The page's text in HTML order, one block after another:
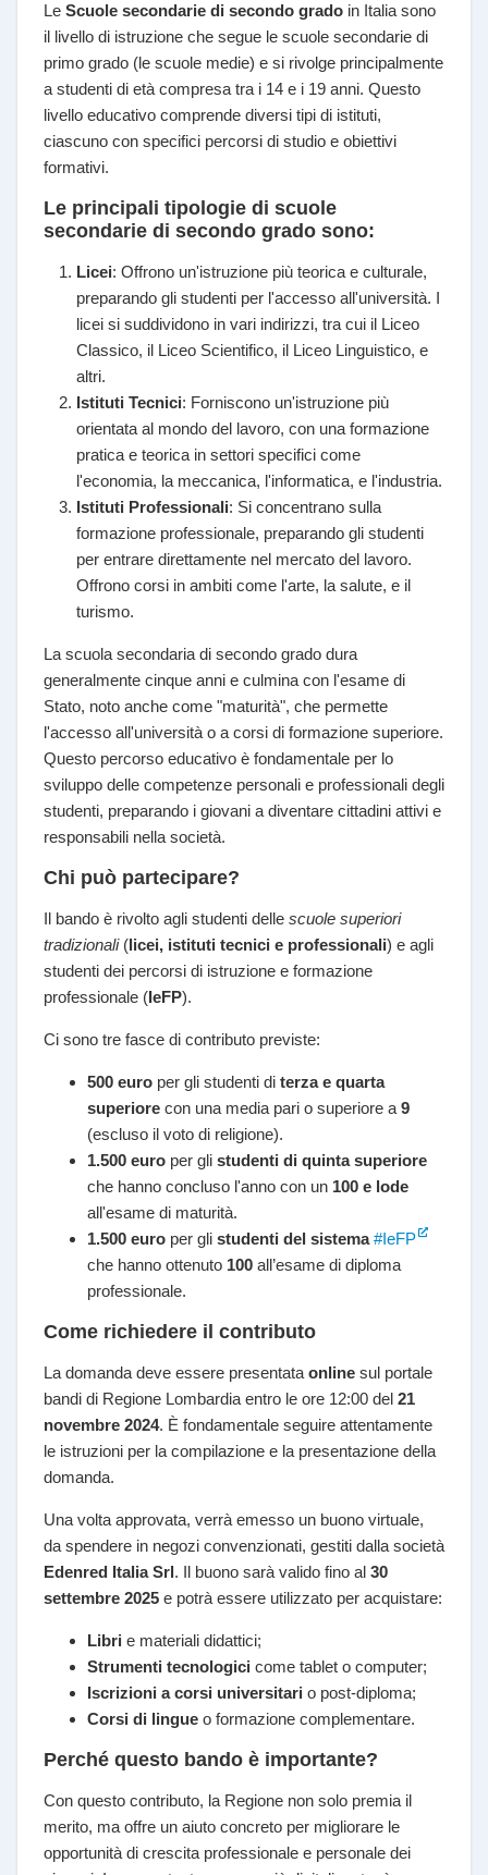
Le Scuole secondarie di secondo grado in Italia sono
il livello di istruzione che segue le scuole secondarie di
primo grado (le scuole medie) e si rivolge principalmente
a studenti di età compresa tra i 14 e i 19 anni. Questo
livello educativo comprende diversi tipi di istituti,
ciascuno con specifici percorsi di studio e obiettivi
formativi.
Le principali tipologie di scuole
secondarie di secondo grado sono:
Licei: Offrono un'istruzione più teorica e culturale,
preparando gli studenti per l'accesso all'università. I
licei si suddividono in vari indirizzi, tra cui il Liceo
Classico, il Liceo Scientifico, il Liceo Linguistico, e
altri.
Istituti Tecnici: Forniscono un'istruzione più
orientata al mondo del lavoro, con una formazione
pratica e teorica in settori specifici come
l'economia, la meccanica, l'informatica, e l'industria.
Istituti Professionali: Si concentrano sulla
formazione professionale, preparando gli studenti
per entrare direttamente nel mercato del lavoro.
Offrono corsi in ambiti come l'arte, la salute, e il
turismo.
La scuola secondaria di secondo grado dura
generalmente cinque anni e culmina con l'esame di
Stato, noto anche come "maturità", che permette
l'accesso all'università o a corsi di formazione superiore.
Questo percorso educativo è fondamentale per lo
sviluppo delle competenze personali e professionali degli
studenti, preparando i giovani a diventare cittadini attivi e
responsabili nella società.
Chi può partecipare?
Il bando è rivolto agli studenti delle scuole superiori
tradizionali(licei, istituti tecnici e professionali) e agli
studenti dei percorsi di istruzione e formazione
professionale (IeFP).
Ci sono tre fasce di contributo previste:
500 euro per gli studenti di terza e quarta
superiore con una media pari o superiore a 9
(escluso il voto di religione).
1.500 euro per gli studenti di quinta superiore
che hanno concluso l'anno con un 100 e lode
all'esame di maturità.
1.500 euro per gli studenti del sistema #IeFP
che hanno ottenuto 100 all’esame di diploma
professionale.
Come richiedere il contributo
La domanda deve essere presentata online sul portale
bandi di Regione Lombardia entro le ore 12:00 del 21
novembre 2024. È fondamentale seguire attentamente
le istruzioni per la compilazione e la presentazione della
domanda.
Una volta approvata, verrà emesso un buono virtuale,
da spendere in negozi convenzionati, gestiti dalla società
Edenred Italia Srl. Il buono sarà valido fino al 30
settembre 2025 e potrà essere utilizzato per acquistare:
Libri e materiali didattici;
Strumenti tecnologici come tablet o computer;
Iscrizioni a corsi universitari o post-diploma;
Corsi di lingue o formazione complementare.
Perché questo bando è importante?
Con questo contributo, la Regione non solo premia il
merito, ma offre un aiuto concreto per migliorare le
opportunità di crescita professionale e personale dei